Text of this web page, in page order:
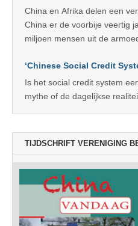
China en Afrika delen een
China er de voorbije veertig
miljoen mensen uit de
‘Chinese Social Credit
Is het social credit system
mythe of de dagelijkse
TIJDSCHRIFT VERENIGING